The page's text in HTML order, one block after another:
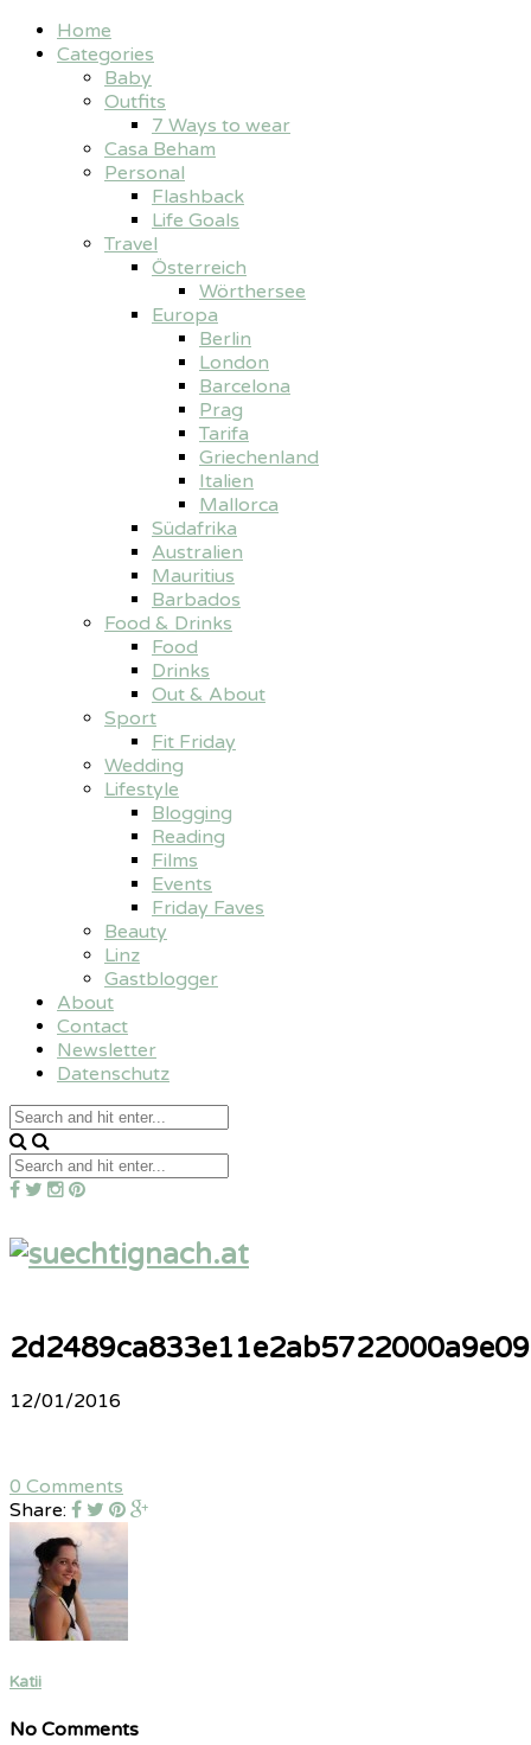
Home
Categories
Baby
Outfits
7 Ways to wear
Casa Beham
Personal
Flashback
Life Goals
Travel
Österreich
Wörthersee
Europa
Berlin
London
Barcelona
Prag
Tarifa
Griechenland
Italien
Mallorca
Südafrika
Australien
Mauritius
Barbados
Food & Drinks
Food
Drinks
Out & About
Sport
Fit Friday
Wedding
Lifestyle
Blogging
Reading
Films
Events
Friday Faves
Beauty
Linz
Gastblogger
About
Contact
Newsletter
Datenschutz
12/01/2016
0 Comments
Share:
Katii
No Comments